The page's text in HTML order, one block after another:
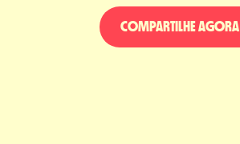
COMPARTILHE AGORA